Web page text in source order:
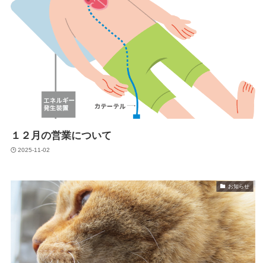
１２月の営業について
2025-11-02
お知らせ